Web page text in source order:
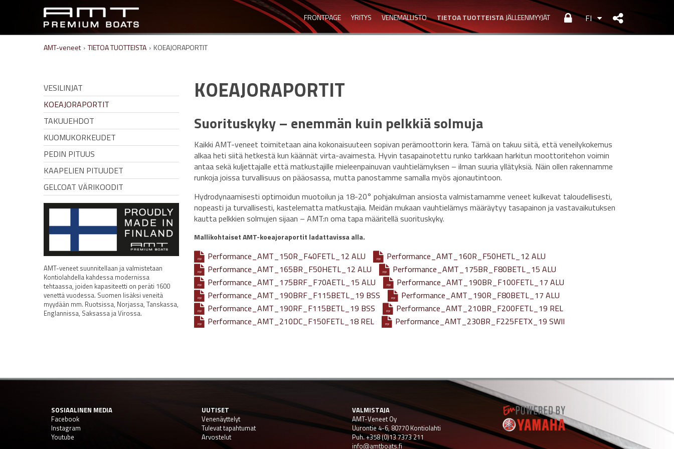
FRONTPAGE YRITYS VENEMALLISTO TIETOA TUOTTEISTA JÄLLEENMYYJÄT FI
AMT-veneet › TIETOA TUOTTEISTA › KOEAJORAPORTIT
KOEAJORAPORTIT
Suorituskyky – enemmän kuin pelkkiä solmuja
Kaikki AMT-veneet toimitetaan aina kokonaisuuteen sopivan perämoottorin kera. Tämä on takuu siitä, että veneilykokemus
alkaa heti siitä hetkestä kun käännät virta-avaimesta. Hyvin tasapainotettu runko tarkkaan harkitun moottoritehon voimin
antaa sekä kuljettajalle että matkustajille mieleenpainuvan vauhtielämyksen – ilman suuria yllätyksiä. Näin ollen rakennamme
runkoja joissa turvallisuus on pääosassa, mutta panostamme samalla myös ajonautintoon.
Hydrodynaamisesti optimoidun muotoilun ja 18-20° pohjakulman ansiosta valmistamamme veneet kulkevat taloudellisesti,
nopeasti ja turvallisesti, kastelematta matkustajia. Meidän mukaan vauhtielämys määräytyy tasapainon ja vastavaikutuksen
kautta pelkkien solmujen sijaan – AMT:n oma tapa määritellä suorituskyky.
Mallikohtaiset AMT-koeajoraportit ladattavissa alla.
PDF Performance_AMT_150R_F40FETL_12 ALU PDF Performance_AMT_160R_F50HETL_12 ALU
PDF Performance_AMT_165BR_F50HETL_12 ALU PDF Performance_AMT_175BR_F80BETL_15 ALU
PDF Performance_AMT_175BRF_F70AETL_15 ALU PDF Performance_AMT_190BR_F100FETL_17 ALU
PDF Performance_AMT_190BRF_F115BETL_19 BSS PDF Performance_AMT_190R_F80BETL_17 ALU
PDF Performance_AMT_190RF_F115BETL_19 BSS PDF Performance_AMT_210BR_F200FETL_19 REL
PDF Performance_AMT_210DC_F150FETL_18 REL PDF Performance_AMT_230BR_F225FETX_19 SWII
VESILINJAT
KOEAJORAPORTIT
TAKUUEHDOT
KUOMUKORKEUDET
PEDIN PITUUS
KAAPELIEN PITUUDET
GELCOAT VÄRIKOODIT
AMT-veneet suunnitellaan ja valmistetaan
Kontiolahdella kahdessa modernissa
tehtaassa, joiden kapasiteetti on peräti 1600
venettä vuodessa. Suomen lisäksi veneitä
myydään mm. Ruotsissa, Norjassa, Tanskassa,
Englannissa, Saksassa ja Virossa.
SOSIAALINEN MEDIA
Facebook
Instagram
Youtube
UUTISET
Venenäyttelyt
Tulevat tapahtumat
Arvostelut
VALMISTAJA
AMT-Veneet Oy
Uurontie 4-6, 80770 Kontiolahti
Puh. +358 (0)13 7373 211
info@amtboats.fi